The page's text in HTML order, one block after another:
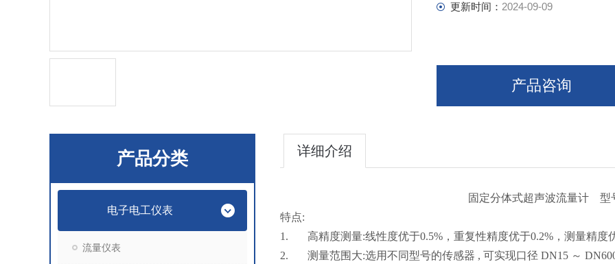
更新时间： 2024-09-09
产品咨询
产品分类
电子电工仪表
流量仪表
详细介绍
固定分体式超声波流量计 型
特点:
1. 高精度测量:线性度优于0.5% ，重复性精度优于0.2% ，测量精度
2. 测量范围大:选用不同型号的传感器 , 可实现口径 DN15 ～ DN